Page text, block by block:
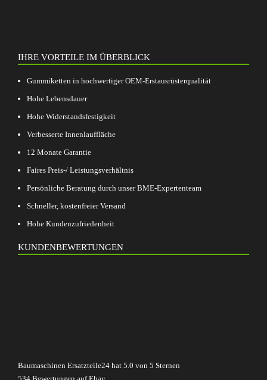
IHRE VORTEILE IM ÜBERBLICK
Gummiketten in hochwertiger OEM-Erstausrüsterqualität
Hohe Lebensdauer
Hohe Widerstandsfestigkeit
Verbesserte Innenlauffläche
12 Monate Garantie
Faires Preis-/ Leistungsverhältnis
Persönliche Beratung durch unser BME-Expertenteam
Schneller, kostenfreier Versand
Hohe Kundenzufriedenheit
KUNDENBEWERTUNGEN
Baumaschinen Ersatzteile24 hat 5.0 von 5 Sternen